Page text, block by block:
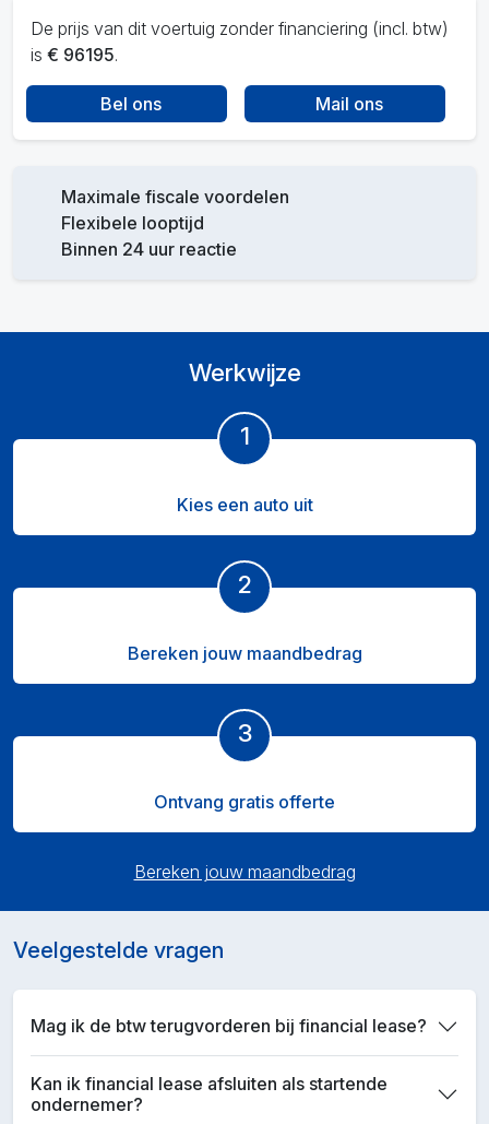
De prijs van dit voertuig zonder financiering (incl. btw)
is € 96195.
Bel ons Mail ons
Maximale fiscale voordelen
Flexibele looptijd
Binnen 24 uur reactie
Werkwijze
1
Kies een auto uit
2
Bereken jouw maandbedrag
3
Ontvang gratis offerte
Bereken jouw maandbedrag
Veelgestelde vragen
Mag ik de btw terugvorderen bij financial lease?
Kan ik financial lease afsluiten als startende
ondernemer?